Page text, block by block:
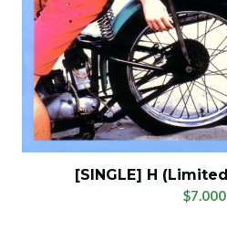
[SINGLE] H
$7.000